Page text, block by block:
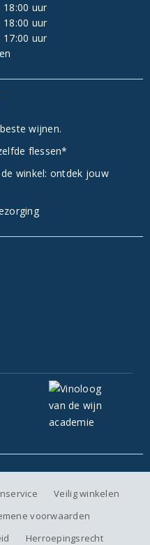
18:00 uur
18:00 uur
17:00 uur
wijnen.
flessen*
winkel: ontdek jouw
Veilig winkelen
voorwaarden
Herroepingsrecht